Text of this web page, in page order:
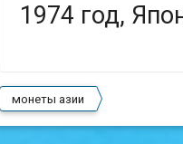
1974 год,
монеты азии